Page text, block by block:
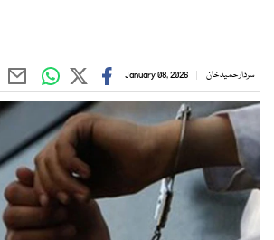
سردار حمید خان January 08, 2026